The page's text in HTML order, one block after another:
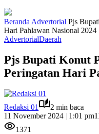
Beranda Advertorial Pjs
Hari Pahlawan Nasional 2024
AdvertorialDaerah
Pjs Bupati Konut
Peringatan Hari
Redaksi 01
2 min baca
11 November 2024 | 1:01 pm
1371